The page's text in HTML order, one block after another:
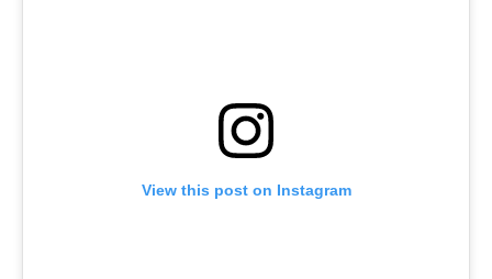
View this post on Instagram